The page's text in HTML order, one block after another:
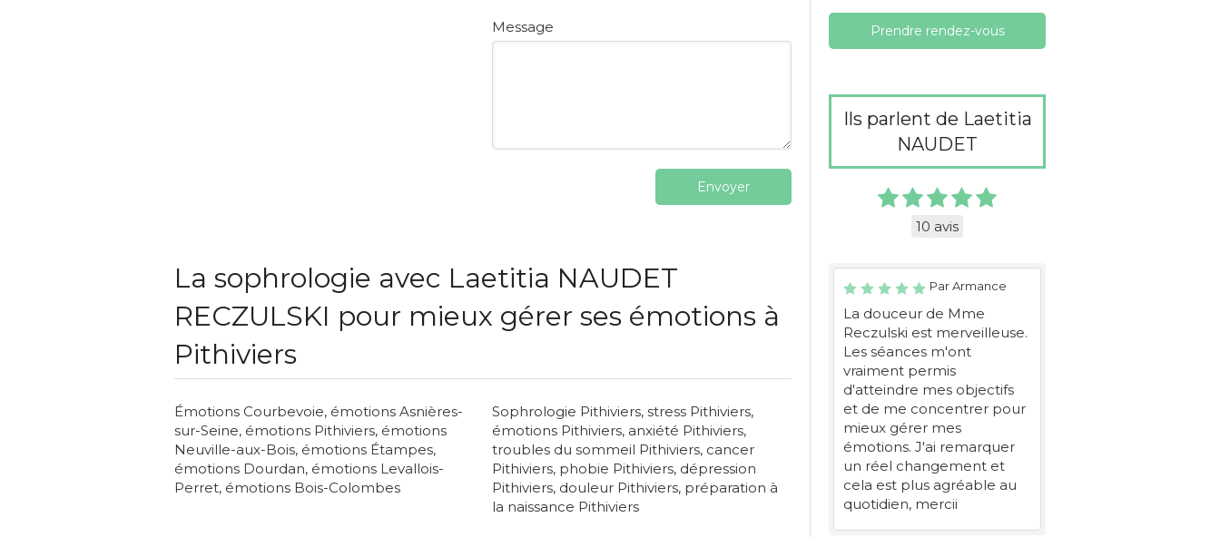
Message
Envoyer
La sophrologie avec Laetitia NAUDET
RECZULSKI pour mieux gérer ses émotions à
Pithiviers
Émotions Courbevoie, émotions Asnières-
sur-Seine, émotions Pithiviers, émotions
Neuville-aux-Bois, émotions Étampes,
émotions Dourdan, émotions Levallois-
Perret, émotions Bois-Colombes
Sophrologie Pithiviers, stress Pithiviers,
émotions Pithiviers, anxiété Pithiviers,
troubles du sommeil Pithiviers, cancer
Pithiviers, phobie Pithiviers, dépression
Pithiviers, douleur Pithiviers, préparation à
la naissance Pithiviers
Prendre rendez-vous
Ils parlent de Laetitia
NAUDET
10 avis
Par Armance
La douceur de Mme
Reczulski est merveilleuse.
Les séances m'ont
vraiment permis
d'atteindre mes objectifs
et de me concentrer pour
mieux gérer mes
émotions. J'ai remarquer
un réel changement et
cela est plus agréable au
quotidien, mercii